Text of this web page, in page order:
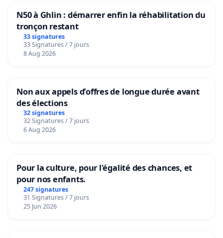
N50 à Ghlin : démarrer enfin la réhabilitation du
tronçon restant
33 signatures
33 Signatures / 7 jours
8 Aug 2026
Non aux appels d’offres de longue durée avant
des élections
32 signatures
32 Signatures / 7 jours
6 Aug 2026
Pour la culture, pour l'égalité des chances, et
pour nos enfants.
247 signatures
31 Signatures / 7 jours
25 Jun 2026